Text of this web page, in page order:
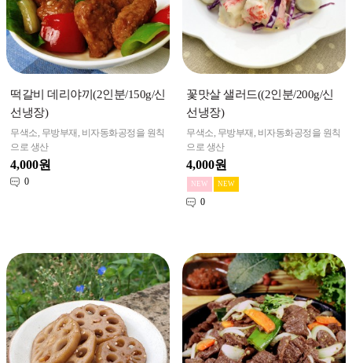
떡갈비 데리야끼(2인분/150g/신
선냉장)
무색소, 무방부재, 비자동화공정을 원칙
으로 생산
4,000원
0
꽃맛살 샐러드((2인분/200g/신
선냉장)
무색소, 무방부재, 비자동화공정을 원칙
으로 생산
4,000원
0